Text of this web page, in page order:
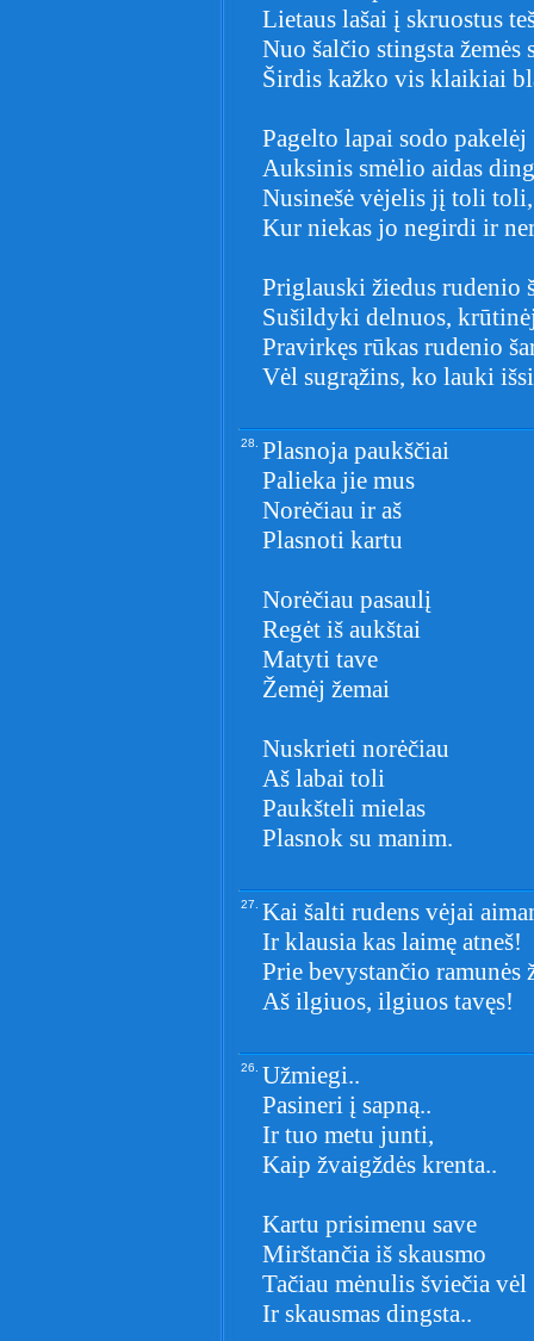
Lietaus lašai į skruostus
Nuo šalčio stingsta žemės
Širdis kažko vis klaikiai
Pagelto lapai sodo pakelėj
Auksinis smėlio aidas
Nusinešė vėjelis jį toli toli,
Kur niekas jo negirdi ir
Priglauski žiedus rudenio
Sušildyki delnuos,
Pravirkęs rūkas rudenio
Vėl sugrąžins, ko lauki
28. Plasnoja paukščiai
Palieka jie mus
Norėčiau ir aš
Plasnoti kartu
Norėčiau pasaulį
Regėt iš aukštai
Matyti tave
Žemėj žemai
Nuskrieti norėčiau
Aš labai toli
Paukšteli mielas
Plasnok su manim.
27. Kai šalti rudens vėjai
Ir klausia kas laimę atneš!
Prie bevystančio ramunės
Aš ilgiuos, ilgiuos tavęs!
26. Užmiegi..
Pasineri į sapną..
Ir tuo metu junti,
Kaip žvaigždės krenta..
Kartu prisimenu save
Mirštančia iš skausmo
Tačiau mėnulis šviečia vėl
Ir skausmas dingsta..